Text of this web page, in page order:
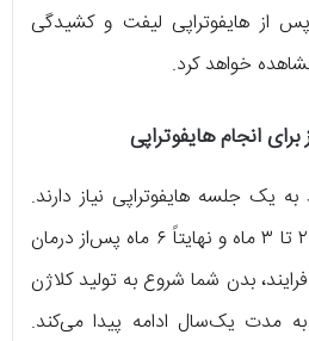
از هایفوتراپی لیفت و کشیدگی
خواهد کرد.
انجام هایفوتراپی
به یک جلسه هایفوتراپی نیاز دارند.
نتیجه این روش نیز بعد از ۲ تا ۳ ماه و نهایتاً ۶ ماه پس‌از درمان
بدن شما شروع به تولید کلاژن
مدت یک‌سال ادامه پیدا می‌کند.